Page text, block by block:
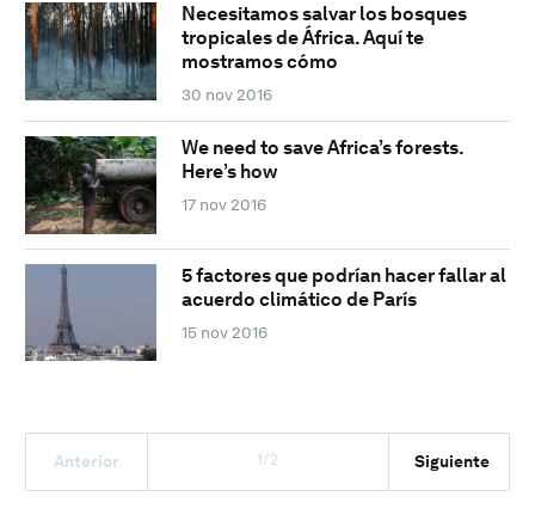
Necesitamos salvar los bosques
tropicales de África. Aquí te
mostramos cómo
30 nov 2016
We need to save Africa’s forests.
Here’s how
17 nov 2016
5 factores que podrían hacer fallar al
acuerdo climático de París
15 nov 2016
Anterior 1/2 Siguiente